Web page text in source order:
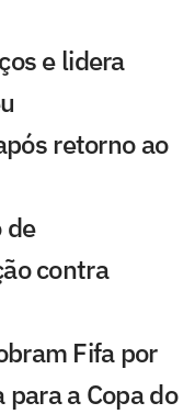
e lidera
retorno ao
de
contra
Fifa por
a Copa do